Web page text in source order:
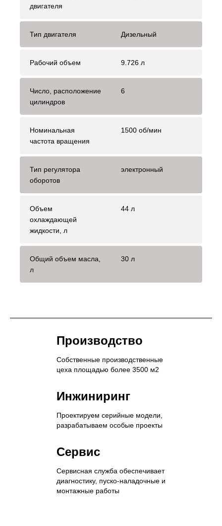
двигателя
Тип двигателя Дизельный
Рабочий объем 9.726 л
Число, расположение
цилиндров
6
Номинальная
частота вращения
1500 об/мин
Тип регулятора
оборотов
электронный
Объем
охлаждающей
жидкости, л
44 л
Общий объем масла,
л
30 л
Производство
Собственные производственные
цеха площадью более 3500 м2
Инжиниринг
Проектируем серийные модели,
разрабатываем особые проекты
Сервис
Сервисная служба обеспечивает
диагностику, пуско-наладочные и
монтажные работы